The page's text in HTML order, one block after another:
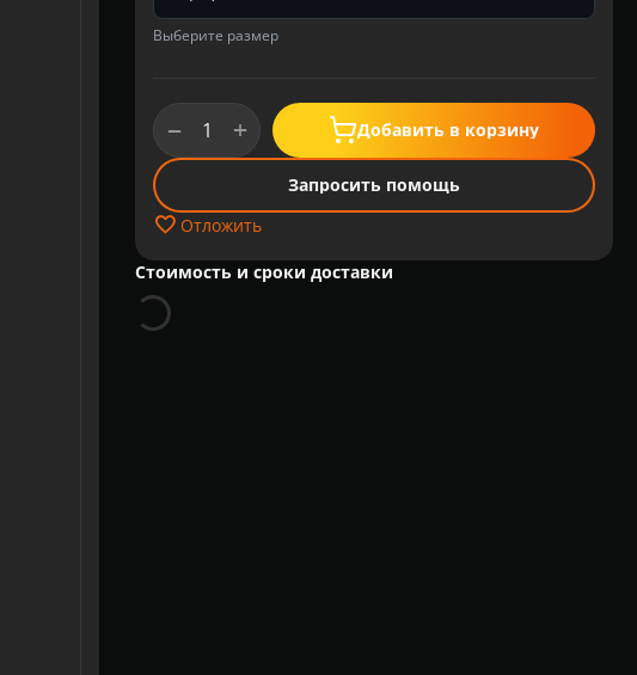
Выберите размер
+
− Добавить в корзину
Запросить помощь
Отложить
Стоимость и сроки доставки